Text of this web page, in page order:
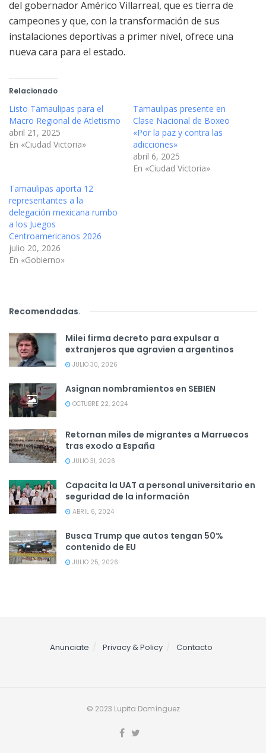
del gobernador Américo Villarreal, que es tierra de
campeones y que, con la transformación de sus
instalaciones deportivas a primer nivel, ofrece una
nueva cara para el estado.
Relacionado
Listo Tamaulipas para el
Macro Regional de Atletismo
abril 21, 2025
En «Ciudad Victoria»
Tamaulipas presente en
Clase Nacional de Boxeo
«Por la paz y contra las
adicciones»
abril 6, 2025
En «Ciudad Victoria»
Tamaulipas aporta 12
representantes a la
delegación mexicana rumbo
a los Juegos
Centroamericanos 2026
julio 20, 2026
En «Gobierno»
Recomendadas.
Milei firma decreto para expulsar a
extranjeros que agravien a argentinos
JULIO 30, 2026
Asignan nombramientos en SEBIEN
OCTUBRE 22, 2024
Retornan miles de migrantes a Marruecos
tras exodo a España
JULIO 31, 2026
Capacita la UAT a personal universitario en
seguridad de la información
ABRIL 6, 2024
Busca Trump que autos tengan 50%
contenido de EU
JULIO 25, 2026
Anunciate Privacy & Policy Contacto
© 2023 Lupita Domínguez